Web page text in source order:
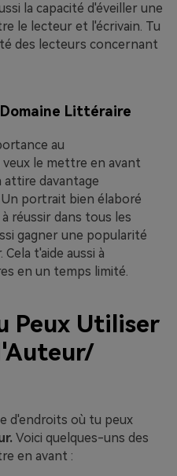
la capacité d'éveiller une
le lecteur et l'écrivain. Tu
des lecteurs concernant
Littéraire
au
le mettre en avant
attire davantage
portrait bien élaboré
réussir dans tous les
gagner une popularité
t'aide aussi à
en un temps limité.
Peux Utiliser
d'endroits où tu peux
Voici quelques-uns des
en avant :